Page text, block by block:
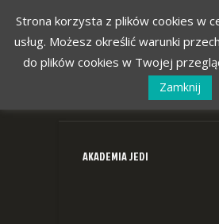
AKADEMIA JEDI
Strona korzysta z plików cookies w
usług. Możesz określić warunki
do plików cookies w Twojej
Zamknij